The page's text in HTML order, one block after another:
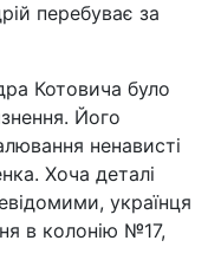
перебуває за
Котовича було
Його
ненависті
Хоча деталі
українця
в колонію №17,